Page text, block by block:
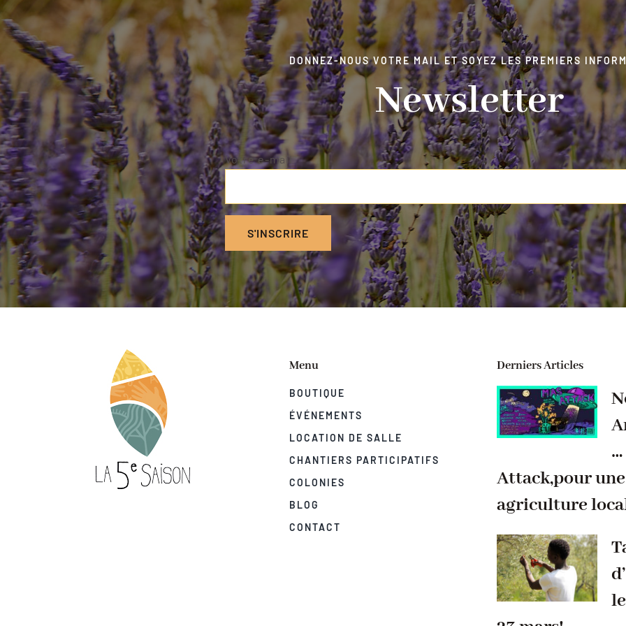
DONNEZ-NOUS VOTRE MAIL ET SOYEZ LES PREMIERS
Newsletter
Votre e-mail
Menu
BOUTIQUE
ÉVÉNEMENTS
LOCATION DE SALLE
CHANTIERS PARTICIPATIFS
COLONIES
BLOG
CONTACT
Derniers Articles
…
Attack,pour une
agriculture